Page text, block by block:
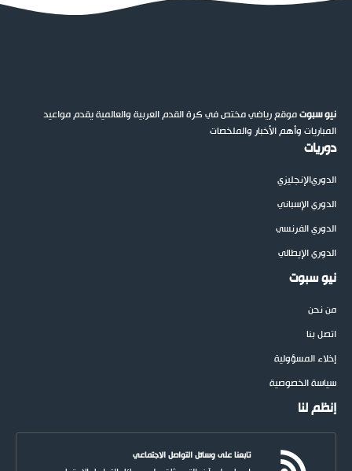
نيو سبوتموقع رياضي مختص في كرة القدم العربية والعالمية يقدم مواعيد
المباريات وأهم الأخبار والملخصات
دوريات
الدوريالإنجليزي
الدوري الإسباني
الدوري الفرنسي
الدوري الإيطالي
نيو سبوت
من نحن
اتصل بنا
إخلاء المسؤولية
سياسة الخصوصية
إنظم لنا
تابعنا على وسائل التواصل الاجتماعي